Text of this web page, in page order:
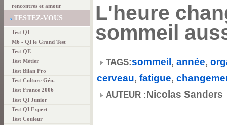
rencontres et amour
TESTEZ-VOUS
Test QI
M6 - QI le Grand Test
Test QE
Test Métier
Test Bilan Pro
Test Culture Gén.
Test France 2006
Test QI Junior
Test QI Expert
Test Couleur
L'heure
sommeil
TAGS:sommeil, année,
cerveau, fatigue,
AUTEUR :Nicolas Sanders